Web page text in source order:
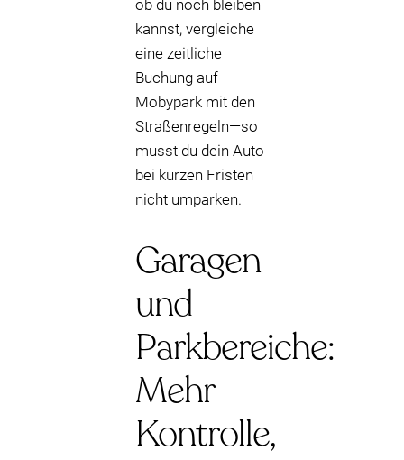
ob du noch bleiben
kannst, vergleiche
eine zeitliche
Buchung auf
Mobypark mit den
Straßenregeln—so
musst du dein Auto
bei kurzen Fristen
nicht umparken.
Garagen
und
Parkbereiche:
Mehr
Kontrolle,